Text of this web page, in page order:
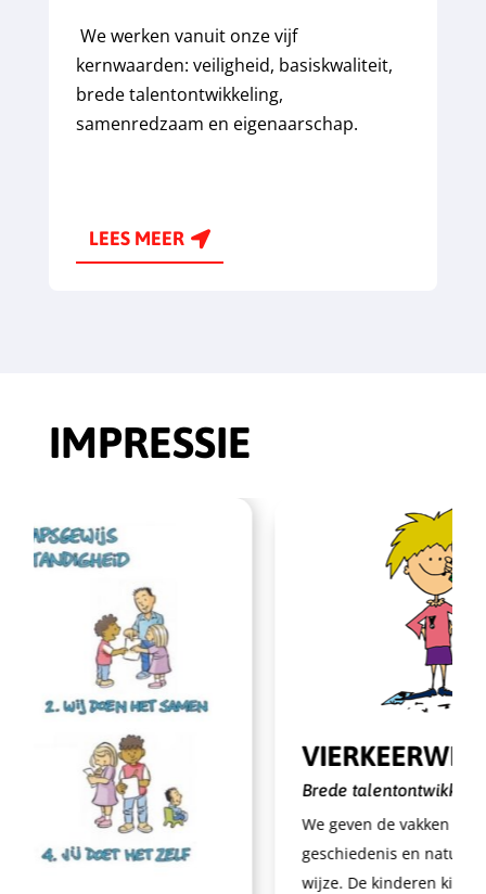
We werken vanuit onze vijf
kernwaarden: veiligheid, basiskwaliteit,
brede talentontwikkeling,
samenredzaam en eigenaarschap.
LEES MEER
IMPRESSIE
VIERKEERWIJZER
Brede talentontwikkeling
We geven de vakken
geschiedenis en natuur op
wijze. De kinderen kiezen